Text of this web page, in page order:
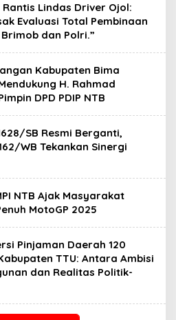
Lindas Driver Ojol:
Evaluasi Total Pembinaan
dan Polri.”
Kabupaten Bima
H. Rahmad
DPD PDIP NTB
SB Resmi Berganti,
WB Tekankan Sinergi
NTB Ajak Masyarakat
MotoGP 2025
Pinjaman Daerah 120
TTU: Antara Ambisi
dan Realitas Politik-